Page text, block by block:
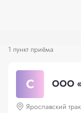
1 пункт приёма
С ООО
Ярославский